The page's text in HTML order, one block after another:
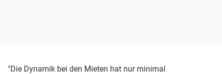
"Die Dynamik bei den Mieten hat nur minimal